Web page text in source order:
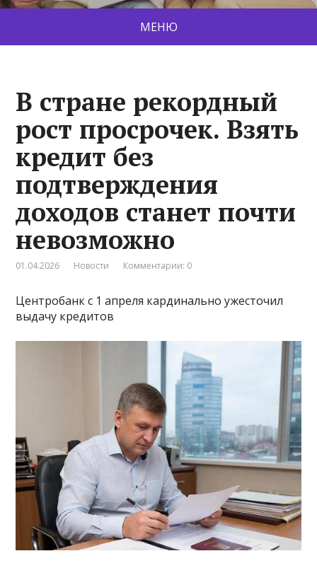
МЕНЮ
В стране рекордный
рост просрочек. Взять
кредит без
подтверждения
доходов станет почти
невозможно
01.04.2026 Новости Комментарии: 0
Центробанк с 1 апреля кардинально ужесточил
выдачу кредитов